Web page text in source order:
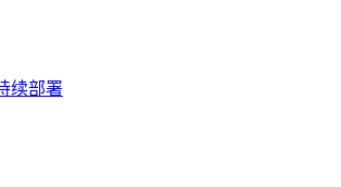
续部署